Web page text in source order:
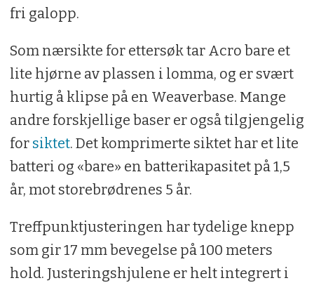
fri galopp.
Som nærsikte for ettersøk tar Acro bare et
lite hjørne av plassen i lomma, og er svært
hurtig å klipse på en Weaverbase. Mange
andre forskjellige baser er også tilgjengelig
for siktet. Det komprimerte siktet har et lite
batteri og «bare» en batterikapasitet på 1,5
år, mot storebrødrenes 5 år.
Treffpunktjusteringen har tydelige knepp
som gir 17 mm bevegelse på 100 meters
hold. Justeringshjulene er helt integrert i